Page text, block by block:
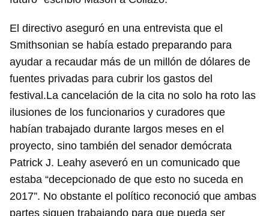
El directivo aseguró en una entrevista que el
Smithsonian se había estado preparando para
ayudar a recaudar más de un millón de dólares de
fuentes privadas para cubrir los gastos del
festival.La cancelación de la cita no solo ha roto las
ilusiones de los funcionarios y curadores que
habían trabajado durante largos meses en el
proyecto, sino también del senador demócrata
Patrick J. Leahy aseveró en un comunicado que
estaba “decepcionado de que esto no suceda en
2017”. No obstante el político reconoció que ambas
partes siguen trabajando para que pueda ser